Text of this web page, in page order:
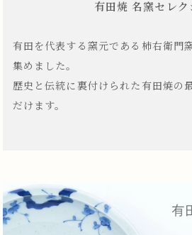
有田焼 名窯セレク
有田を代表する窯元である柿右衛門
集めました。
歴史と伝統に裏付けられた有田焼の
だけます。